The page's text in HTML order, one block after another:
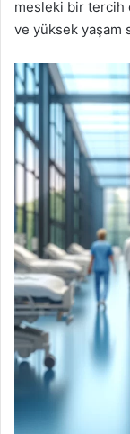
mesleki bir tercih
ve yüksek yaşam